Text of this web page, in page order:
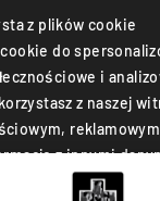
z plików cookie
do
i
z naszej
z innymi
korzystania z ich